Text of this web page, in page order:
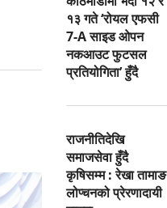
१३ गते ‘रोयल एफसी
7-A साइड ओपन
नकआउट फुटसल
प्रतियोगिता’ हुँदै
राजनीतिदेखि
समाजसेवा हुँदै
कृषिसम्म : रेखा तामाङ
लोप्चनको प्रेरणादायी